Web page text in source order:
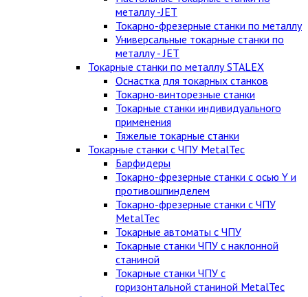
металлу -JET
Токарно-фрезерные станки по металлу
Универсальные токарные станки по
металлу - JET
Токарные станки по металлу STALEX
Оснастка для токарных станков
Токарно-винторезные станки
Токарные станки индивидуального
применения
Тяжелые токарные станки
Токарные станки с ЧПУ MetalTec
Барфидеры
Токарно-фрезерные станки с осью Y и
противошпинделем
Токарно-фрезерные станки с ЧПУ
MetalTec
Токарные автоматы с ЧПУ
Токарные станки ЧПУ c наклонной
станиной
Токарные станки ЧПУ с
горизонтальной станиной MetalTec